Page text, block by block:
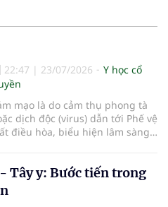
22:47 | 23/07/2026
Y học cổ
mạo là do cảm thụ phong tà
dịch độc (virus) dẫn tới Phế vệ
điều hòa, biểu hiện lâm sàng
sốt, toàn thân mỏi mệt.
Tây y: Bước tiến trong